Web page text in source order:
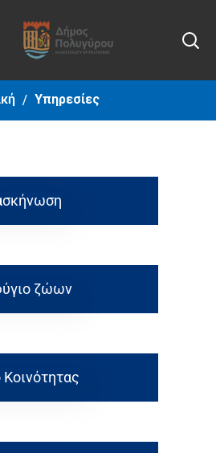
Υπηρεσίες
ζώων